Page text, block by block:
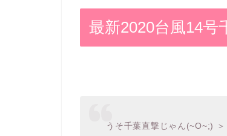
最新2020台風14号
うそ千葉直撃じゃん(~O~;)